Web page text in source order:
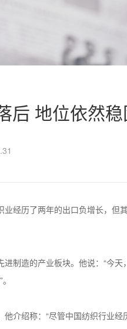
后 地位依然稳
经历了两年的出口负增长，但
造的产业板块。他说：“今天
介绍称：“尽管中国纺织行业